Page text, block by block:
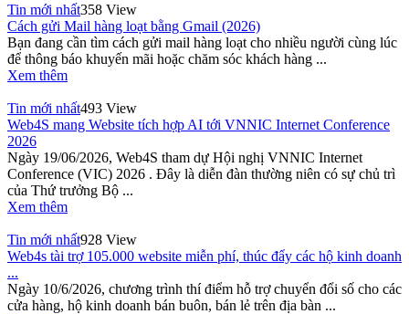
Tin mới nhất358 View
Cách gửi Mail hàng loạt bằng Gmail (2026)
Bạn đang cần tìm cách gửi mail hàng loạt cho nhiều người cùng lúc
để thông báo khuyến mãi hoặc chăm sóc khách hàng ...
Xem thêm
Tin mới nhất493 View
Web4S mang Website tích hợp AI tới VNNIC Internet Conference
2026
Ngày 19/06/2026, Web4S tham dự Hội nghị VNNIC Internet
Conference (VIC) 2026 . Đây là diễn đàn thường niên có sự chủ trì
của Thứ trưởng Bộ ...
Xem thêm
Tin mới nhất928 View
Web4s tài trợ 105.000 website miễn phí, thúc đẩy các hộ kinh doanh
...
Ngày 10/6/2026, chương trình thí điểm hỗ trợ chuyển đổi số cho các
cửa hàng, hộ kinh doanh bán buôn, bán lẻ trên địa bàn ...